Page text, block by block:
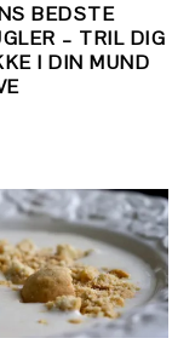
BEDSTE
– TRIL DIG
I DIN MUND